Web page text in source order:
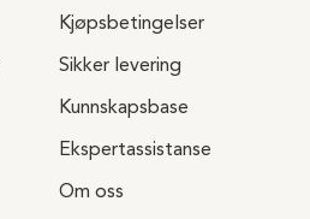
Kjøpsbetingelser
Sikker levering
Kunnskapsbase
Ekspertassistanse
Om oss